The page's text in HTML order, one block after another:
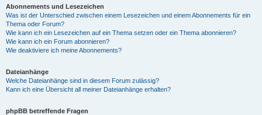
Abonnements und Lesezeichen
Was ist der Unterschied zwischen einem Lesezeichen und einem Abonnements für ein
Thema oder Forum?
Wie kann ich ein Lesezeichen auf ein Thema setzen oder ein Thema abonnieren?
Wie kann ich ein Forum abonnieren?
Wie deaktiviere ich meine Abonnements?
Dateianhänge
Welche Dateianhänge sind in diesem Forum zulässig?
Kann ich eine Übersicht all meiner Dateianhänge erhalten?
phpBB betreffende Fragen